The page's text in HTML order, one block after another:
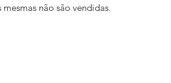
mesmas não são vendidas.